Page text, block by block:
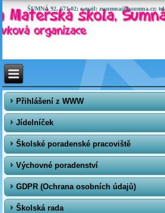
ŠUMNÁ 92, 671 02; e-mail: zssumna@zssumna.cz;
Přihlášení z WWW
Jídelníček
Školské poradenské pracoviště
Výchovné poradenství
GDPR (Ochrana osobních údajů)
Školská rada